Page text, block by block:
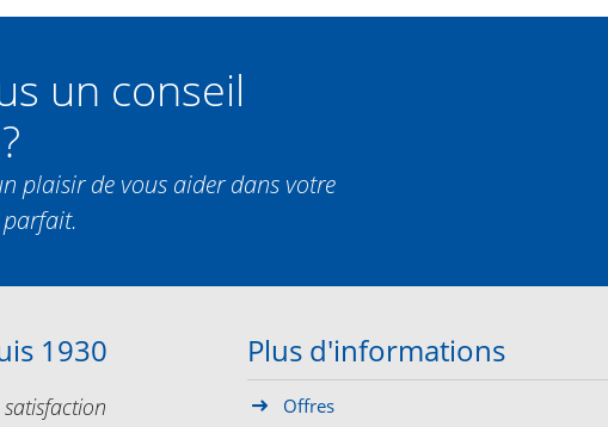
un conseil
plaisir de vous aider dans votre
1930 Plus d'informations
Offres